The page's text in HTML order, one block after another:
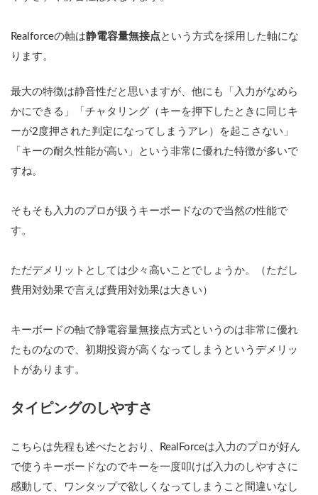
Realforceの軸は静電容量無接点 という方式を採用した軸にな
ります。
最大の特徴は静音性だと思いますが、他にも「入力がなめら
かにできる」「チャタリング（キーを押下したときに同じキ
ーが2度押された判定になってしまうアレ）を起こさない」
「キーの耐久性能が高い」という非常に優れた特徴が多いで
すね。
そもそも入力のプロが扱うキーボードなので当然の性能で
す。
ただデメリットとしては少々高いことでしょうか。（ただし
費用対効果で言えば費用対効果は大きい）
キーボードの軸で静電容量無接点方式というのは非常に優れ
たものなので、初期投資が高くなってしまうというデメリッ
トがあります。
タイピングのしやすさ
こちらは先程も述べたとおり、RealForceは入力のプロが好ん
で使うキーボードなのでキーを一度叩けば入力のしやすさに
感動して、ワンタップで欲しくなってしまうこと間違いなし